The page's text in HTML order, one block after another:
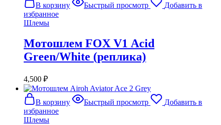
В корзину Быстрый просмотр
Добавить в
избранное
Шлемы
Мотошлем FOX V1 Аcid
Green/White (реплика)
4,500 ₽
В корзину Быстрый просмотр
Добавить в
избранное
Шлемы